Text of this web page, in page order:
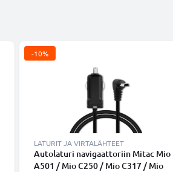
-10%
LATURIT JA VIRTALÄHTEET
Autolaturi navigaattoriin Mitac Mio
A501 / Mio C250 / Mio C317 / Mio